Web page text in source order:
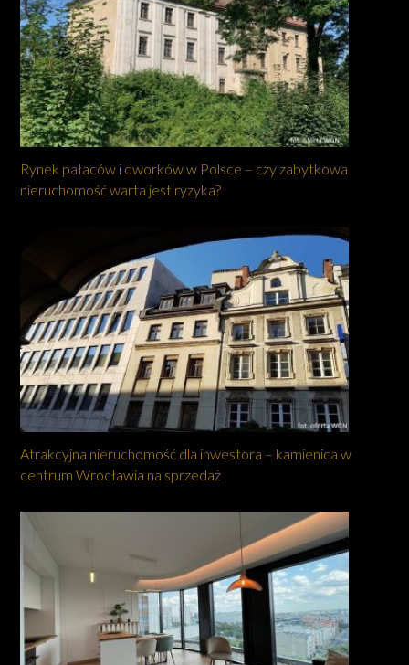
Rynek pałaców i dworków w Polsce – czy zabytkowa
nieruchomość warta jest ryzyka?
Atrakcyjna nieruchomość dla inwestora – kamienica w
centrum Wrocławia na sprzedaż